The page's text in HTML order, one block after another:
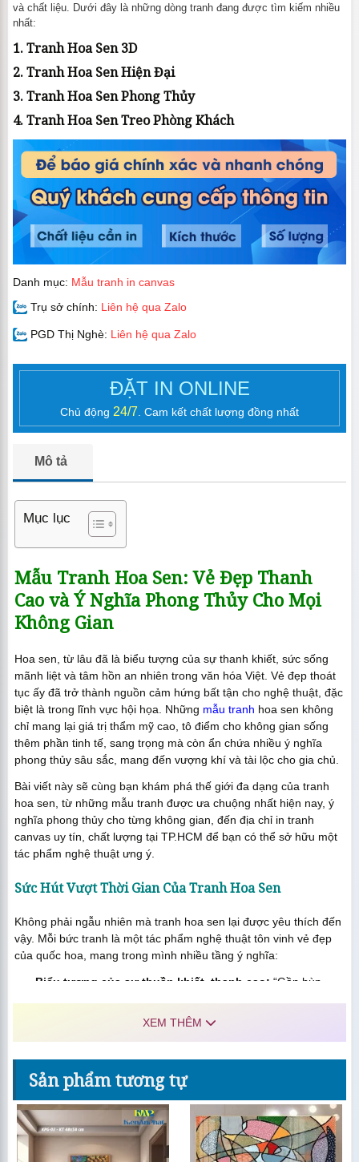
và chất liệu. Dưới đây là những dòng tranh đang được tìm kiếm nhiều
nhất:
1. Tranh Hoa Sen 3D
2. Tranh Hoa Sen Hiện Đại
3. Tranh Hoa Sen Phong Thủy
4. Tranh Hoa Sen Treo Phòng Khách
Danh mục: Mẫu tranh in canvas
Trụ sở chính: Liên hệ qua Zalo
PGD Thị Nghè: Liên hệ qua Zalo
ĐẶT IN ONLINE
Chủ động 24/7 . Cam kết chất lượng đồng nhất
Mô tả
Mục lục
Mẫu Tranh Hoa Sen: Vẻ Đẹp Thanh
Cao và Ý Nghĩa Phong Thủy Cho Mọi
Không Gian
Hoa sen, từ lâu đã là biểu tượng của sự thanh khiết, sức sống
mãnh liệt và tâm hồn an nhiên trong văn hóa Việt. Vẻ đẹp thoát
tục ấy đã trở thành nguồn cảm hứng bất tận cho nghệ thuật, đặc
biệt là trong lĩnh vực hội họa. Những mẫu tranh hoa sen không
chỉ mang lại giá trị thẩm mỹ cao, tô điểm cho không gian sống
thêm phần tinh tế, sang trọng mà còn ẩn chứa nhiều ý nghĩa
phong thủy sâu sắc, mang đến vượng khí và tài lộc cho gia chủ.
Bài viết này sẽ cùng bạn khám phá thế giới đa dạng của tranh
hoa sen, từ những mẫu tranh được ưa chuộng nhất hiện nay, ý
nghĩa phong thủy cho từng không gian, đến địa chỉ in tranh
canvas uy tín, chất lượng tại TP.HCM để bạn có thể sở hữu một
tác phẩm nghệ thuật ưng ý.
Sức Hút Vượt Thời Gian Của Tranh Hoa Sen
Không phải ngẫu nhiên mà tranh hoa sen lại được yêu thích đến
vậy. Mỗi bức tranh là một tác phẩm nghệ thuật tôn vinh vẻ đẹp
của quốc hoa, mang trong mình nhiều tầng ý nghĩa:
Biểu tượng của sự thuần khiết, thanh cao: “Gần bùn
nhưng vẫn giữ được vẻ đẹp tinh khôi và hương thơm thanh
Mang lại năng lượng tích cực, an yên:
sen nhẹ nhàng, thư thái có tác dụng điều hòa khí vượng,
mang lại cảm giác bình an, thư giãn cho tâm hồn. Đây là
lựa chọn lý tưởng cho những không gian cần sự yên tĩnh
như phòng khách, phòng ngủ hay phòng thờ.
XEM THÊM
Sản phẩm tương tự